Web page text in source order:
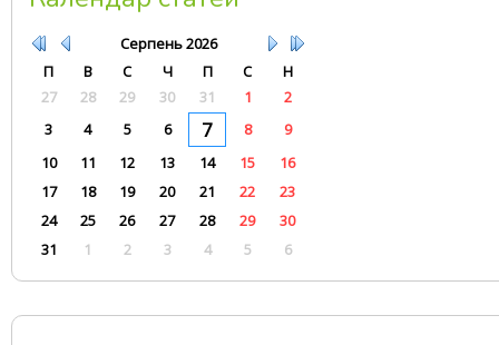
Серпень2026
П
В С Ч П С
Н
27
28 29 30 31 1
2
3
4 5 6 7 8
9
10
11 12 13 14 15
16
17
18 19 20 21 22
23
24
25 26 27 28 29
30
31
1 2 3 4 5 6